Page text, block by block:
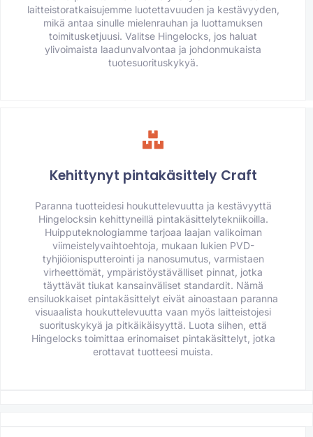
laitteistoratkaisujemme luotettavuuden ja kestävyyden,
mikä antaa sinulle mielenrauhan ja luottamuksen
toimitusketjuusi. Valitse Hingelocks, jos haluat
ylivoimaista laadunvalvontaa ja johdonmukaista
tuotesuorituskykyä.
Kehittynyt pintakäsittely Craft
Paranna tuotteidesi houkuttelevuutta ja kestävyyttä
Hingelocksin kehittyneillä pintakäsittelytekniikoilla.
Huipputeknologiamme tarjoaa laajan valikoiman
viimeistelyvaihtoehtoja, mukaan lukien PVD-
tyhjiöionisputterointi ja nanosumutus, varmistaen
virheettömät, ympäristöystävälliset pinnat, jotka
täyttävät tiukat kansainväliset standardit. Nämä
ensiluokkaiset pintakäsittelyt eivät ainoastaan paranna
visuaalista houkuttelevuutta vaan myös laitteistojesi
suorituskykyä ja pitkäikäisyyttä. Luota siihen, että
Hingelocks toimittaa erinomaiset pintakäsittelyt, jotka
erottavat tuotteesi muista.